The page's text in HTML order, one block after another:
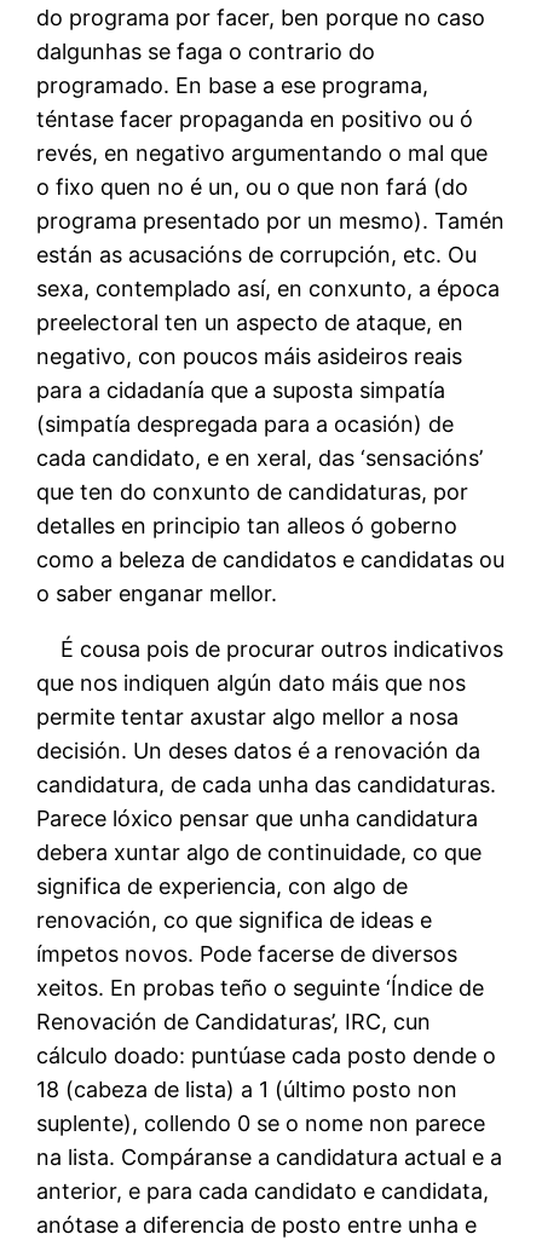
do programa por facer, ben porque no caso
dalgunhas se faga o contrario do
programado. En base a ese programa,
téntase facer propaganda en positivo ou ó
revés, en negativo argumentando o mal que
o fixo quen no é un, ou o que non fará (do
programa presentado por un mesmo). Tamén
están as acusacións de corrupción, etc. Ou
sexa, contemplado así, en conxunto, a época
preelectoral ten un aspecto de ataque, en
negativo, con poucos máis asideiros reais
para a cidadanía que a suposta simpatía
(simpatía despregada para a ocasión) de
cada candidato, e en xeral, das ‘sensacións’
que ten do conxunto de candidaturas, por
detalles en principio tan alleos ó goberno
como a beleza de candidatos e candidatas ou
o saber enganar mellor.
É cousa pois de procurar outros indicativos
que nos indiquen algún dato máis que nos
permite tentar axustar algo mellor a nosa
decisión. Un deses datos é a renovación da
candidatura, de cada unha das candidaturas.
Parece lóxico pensar que unha candidatura
debera xuntar algo de continuidade, co que
significa de experiencia, con algo de
renovación, co que significa de ideas e
ímpetos novos. Pode facerse de diversos
xeitos. En probas teño o seguinte ‘Índice de
Renovación de Candidaturas’, IRC, cun
cálculo doado: puntúase cada posto dende o
18 (cabeza de lista) a 1 (último posto non
suplente), collendo 0 se o nome non parece
na lista. Compáranse a candidatura actual e a
anterior, e para cada candidato e candidata,
anótase a diferencia de posto entre unha e